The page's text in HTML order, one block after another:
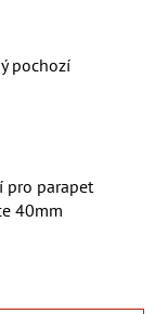
pochozí
pro parapet
40mm